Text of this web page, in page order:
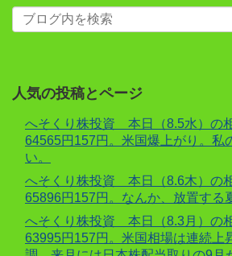
人気の投稿とページ
へそくり株投資 本日（8.5水）の
64565円157円。米国爆上がり。私
い。
へそくり株投資 本日（8.6木）の
65896円157円。なんか、放置する
へそくり株投資 本日（8.3月）の
63995円157円。米国相場は連続上